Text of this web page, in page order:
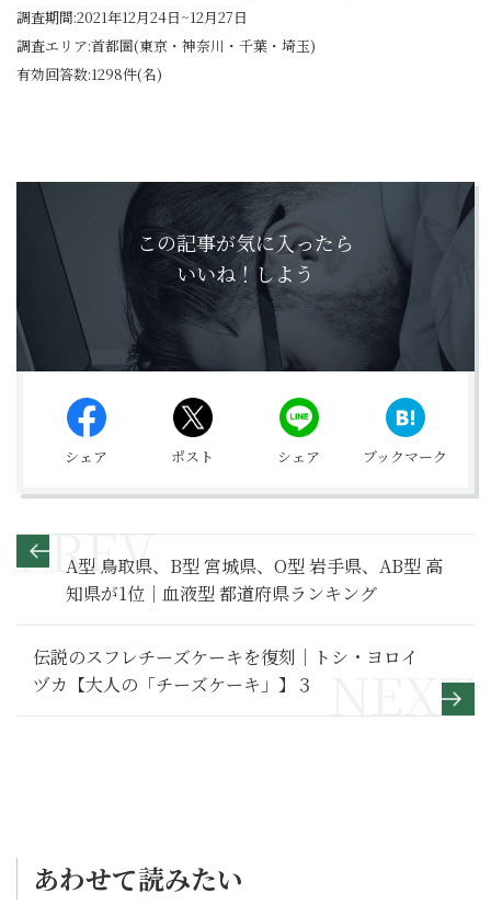
調査期間:2021年12月24日~12月27日
調査エリア:首都圏(東京・神奈川・千葉・埼玉)
有効回答数:1298件(名)
この記事が気に入ったら
いいね！しよう
シェア ポスト シェア ブックマーク
A型 鳥取県、B型 宮城県、O型 岩手県、AB型 高
知県が1位｜血液型 都道府県ランキング
伝説のスフレチーズケーキを復刻｜トシ・ヨロイ
ヅカ【大人の「チーズケーキ」】３
あわせて読みたい